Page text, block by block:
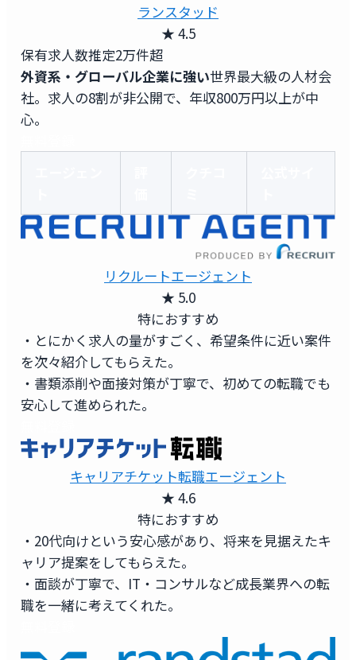
ランスタッド
★ 4.5
保有求人数推定2万件超
外資系・グローバル企業に強い世界最大級の人材会
社。求人の8割が非公開で、年収800万円以上が中
心。
リクルートエージェント
★ 5.0
特におすすめ
・とにかく求人の量がすごく、希望条件に近い案件
を次々紹介してもらえた。
・書類添削や面接対策が丁寧で、初めての転職でも
安心して進められた。
キャリアチケット転職エージェント
★ 4.6
特におすすめ
・20代向けという安心感があり、将来を見据えたキ
ャリア提案をしてもらえた。
・面談が丁寧で、IT・コンサルなど成長業界への転
職を一緒に考えてくれた。